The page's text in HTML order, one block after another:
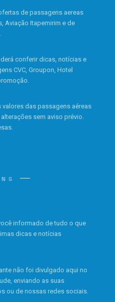
de passagens aereas
Aviação Itapemirim e de
conferir dicas, notícias e
CVC, Groupon, Hotel
das passagens aéreas
sem aviso prévio.
informado de tudo o que
dicas e notícias
não foi divulgado aqui no
enviando as suas
ou de nossas redes sociais.